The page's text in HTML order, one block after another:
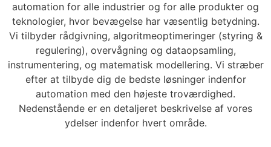
automation for alle industrier og for alle produkter og
teknologier, hvor bevægelse har væsentlig betydning.
Vi tilbyder rådgivning, algoritmeoptimeringer (styring &
regulering), overvågning og dataopsamling,
instrumentering, og matematisk modellering. Vi stræber
efter at tilbyde dig de bedste løsninger indenfor
automation med den højeste troværdighed.
Nedenstående er en detaljeret beskrivelse af vores
ydelser indenfor hvert område.